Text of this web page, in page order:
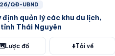
QĐ-UBND
quản lý các khu du lịch,
Thái Nguyên
Lược đồ ⬇️Tải về